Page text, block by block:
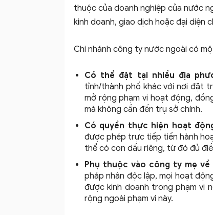
thuộc của doanh nghiệp của nước
kinh doanh, giao dịch hoặc đại diện
Chi nhánh công ty nước ngoài có
Có thể đặt tại nhiều địa
tỉnh/thành phố khác với nơi đặt
mở rộng phạm vi hoạt động,
mà không cần đến trụ sở chính.
Có quyền thực hiện hoạt
được phép trực tiếp tiến hành
thể có con dấu riêng, từ đó đủ
Phụ thuộc vào công ty mẹ về
pháp nhân độc lập, mọi hoạt
được kinh doanh trong phạm vi
rộng ngoài phạm vi này.